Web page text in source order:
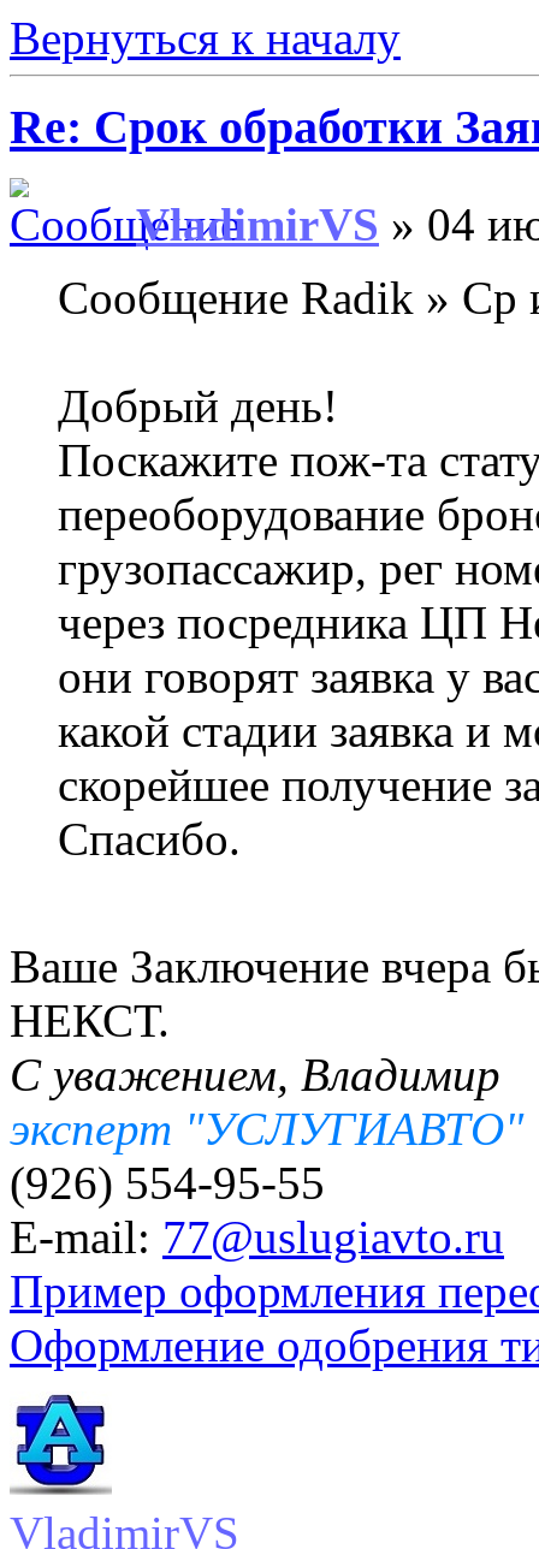
Вернуться к началу
Re: Срок обработки
VladimirVS » 04
Сообщение Radik » Ср
Добрый день!
Поскажите пож-та
переоборудование
грузопассажир, рег
через посредника ЦП
они говорят заявка у
какой стадии заявка и
скорейшее получение
Спасибо.
Ваше Заключение вчера
НЕКСТ.
С уважением, Владимир
эксперт "УСЛУГИАВТО"
(926) 554-95-55
E-mail: 77@uslugiavto.ru
Пример оформления
Оформление одобрения
VladimirVS